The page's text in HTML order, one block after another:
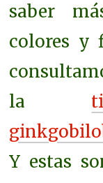
saber
colores y
la
Y estas